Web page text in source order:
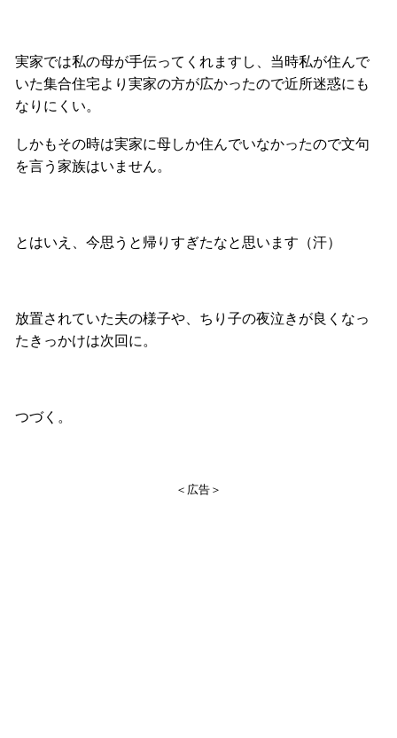
実家では私の母が手伝ってくれますし、当時私が住んで
いた集合住宅より実家の方が広かったので近所迷惑にも
なりにくい。
しかもその時は実家に母しか住んでいなかったので文句
を言う家族はいません。
とはいえ、今思うと帰りすぎたなと思います（汗）
放置されていた夫の様子や、ちり子の夜泣きが良くなっ
たきっかけは次回に。
つづく。
＜広告＞